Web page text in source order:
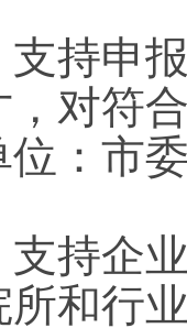
申报“
对符
位：市
企业
和行